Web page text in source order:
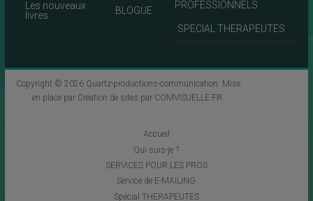
Les nouveaux
livres
BLOGUE
PROFESSIONNELS
SPECIAL THERAPEUTES
Copyright © 2026 Quartz-productions-communication. Mise
en place par Création de sites par COMVISUELLE.FR.
Accueil
Qui suis-je ?
SERVICES POUR LES PROS
Service de E-MAILING
Spécial THERAPEUTES